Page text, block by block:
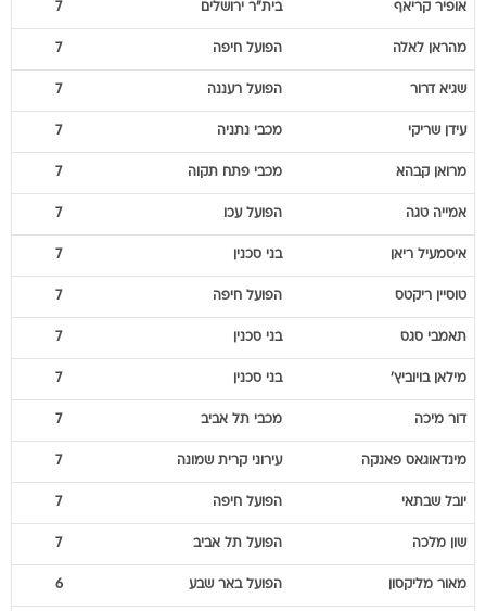
אופיר קריאף בית"ר ירושלים 7
מהראן לאלה הפועל חיפה 7
שגיא דרור הפועל רעננה 7
עידן שריקי מכבי נתניה 7
מרואן קבהא מכבי פתח תקוה 7
אמייה טגה הפועל עכו 7
איסמעיל ריאן בני סכנין 7
טוסיין ריקטס הפועל חיפה 7
תאמבי סגס בני סכנין 7
מילאן בויוביץ' בני סכנין 7
דור מיכה מכבי תל אביב 7
מינדאוגאס פאנקה עירוני קרית שמונה 7
יובל שבתאי הפועל חיפה 7
שון מלכה הפועל תל אביב 7
מאור מליקסון הפועל באר שבע 6